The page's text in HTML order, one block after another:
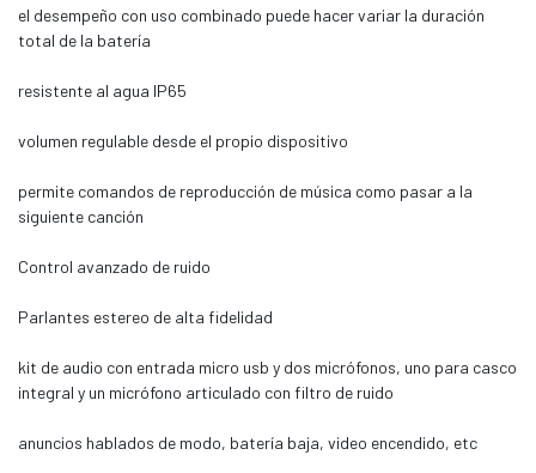
el desempeño con uso combinado puede hacer variar la duración
total de la batería
resistente al agua IP65
volumen regulable desde el propio dispositivo
permite comandos de reproducción de música como pasar a la
siguiente canción
Control avanzado de ruido
Parlantes estereo de alta fidelidad
kit de audio con entrada micro usb y dos micrófonos, uno para casco
integral y un micrófono articulado con filtro de ruido
anuncios hablados de modo, batería baja, video encendido, etc